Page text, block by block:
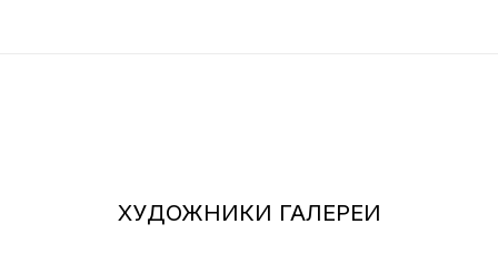
ХУДОЖНИКИ ГАЛЕРЕИ